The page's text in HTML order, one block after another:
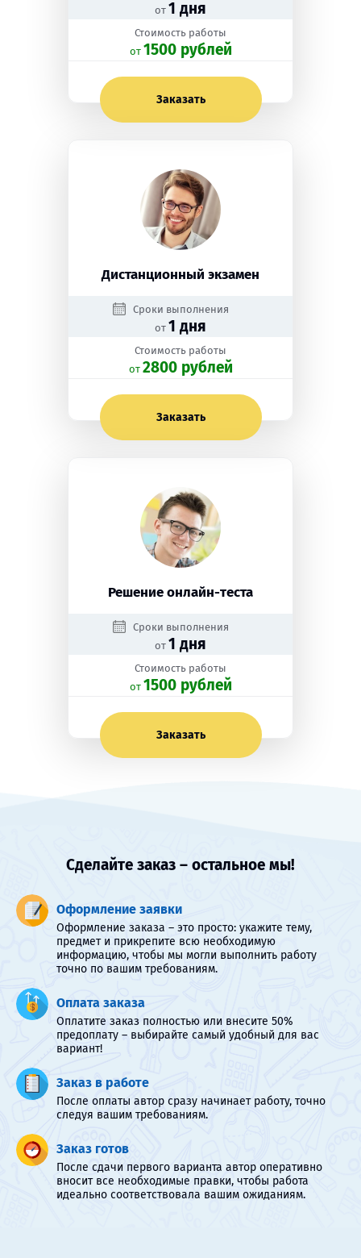
от 1 дня
Стоимость работы
oт 1500 рублей
Заказать
Дистанционный экзамен
Сроки выполнения
от 1 дня
Стоимость работы
oт 2800 рублей
Заказать
Решение онлайн-теста
Сроки выполнения
от 1 дня
Стоимость работы
oт 1500 рублей
Заказать
Сделайте заказ – остальное мы!
Оформление заявки
Оформление заказа – это просто: укажите тему,
предмет и прикрепите всю необходимую
информацию, чтобы мы могли выполнить работу
точно по вашим требованиям.
Оплата заказа
Оплатите заказ полностью или внесите 50%
предоплату – выбирайте самый удобный для вас
вариант!
Заказ в работе
После оплаты автор сразу начинает работу, точно
следуя вашим требованиям.
Заказ готов
После сдачи первого варианта автор оперативно
вносит все необходимые правки, чтобы работа
идеально соответствовала вашим ожиданиям.